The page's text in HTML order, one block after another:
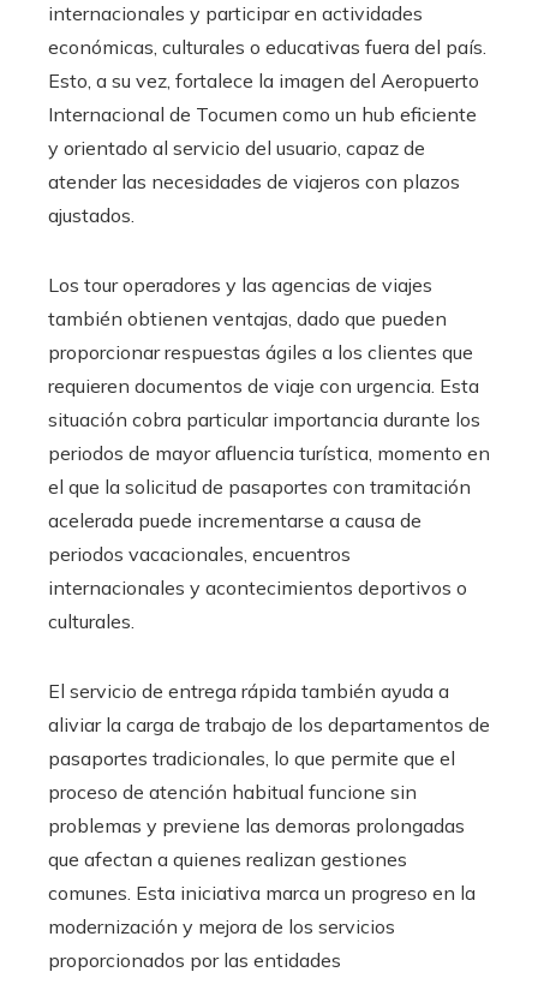
internacionales y participar en actividades
económicas, culturales o educativas fuera del país.
Esto, a su vez, fortalece la imagen del Aeropuerto
Internacional de Tocumen como un hub eficiente
y orientado al servicio del usuario, capaz de
atender las necesidades de viajeros con plazos
ajustados.
Los tour operadores y las agencias de viajes
también obtienen ventajas, dado que pueden
proporcionar respuestas ágiles a los clientes que
requieren documentos de viaje con urgencia. Esta
situación cobra particular importancia durante los
periodos de mayor afluencia turística, momento en
el que la solicitud de pasaportes con tramitación
acelerada puede incrementarse a causa de
periodos vacacionales, encuentros
internacionales y acontecimientos deportivos o
culturales.
El servicio de entrega rápida también ayuda a
aliviar la carga de trabajo de los departamentos de
pasaportes tradicionales, lo que permite que el
proceso de atención habitual funcione sin
problemas y previene las demoras prolongadas
que afectan a quienes realizan gestiones
comunes. Esta iniciativa marca un progreso en la
modernización y mejora de los servicios
proporcionados por las entidades